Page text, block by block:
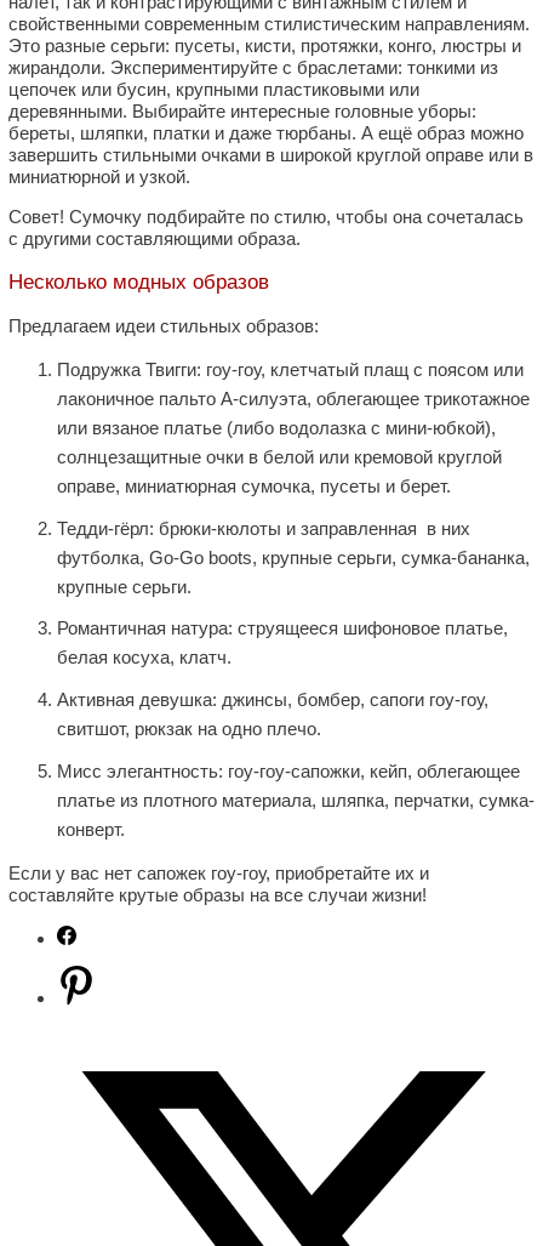
свойственными современным стилистическим направлениям.
Это разные серьги: пусеты, кисти, протяжки, конго, люстры и
жирандоли. Экспериментируйте с браслетами: тонкими из
цепочек или бусин, крупными пластиковыми или
деревянными. Выбирайте интересные головные уборы:
береты, шляпки, платки и даже тюрбаны. А ещё образ можно
завершить стильными очками в широкой круглой оправе или в
миниатюрной и узкой.
Совет! Сумочку подбирайте по стилю, чтобы она сочеталась
с другими составляющими образа.
Несколько модных образов
Предлагаем идеи стильных образов:
Подружка Твигги: гоу-гоу, клетчатый плащ с поясом или
лаконичное пальто А-силуэта, облегающее трикотажное
или вязаное платье (либо водолазка с мини-юбкой),
солнцезащитные очки в белой или кремовой круглой
оправе, миниатюрная сумочка, пусеты и берет.
Тедди-гёрл: брюки-кюлоты и заправленная в них
футболка, Go-Go boots, крупные серьги, сумка-бананка,
крупные серьги.
Романтичная натура: струящееся шифоновое платье,
белая косуха, клатч.
Активная девушка: джинсы, бомбер, сапоги гоу-гоу,
свитшот, рюкзак на одно плечо.
Мисс элегантность: гоу-гоу-сапожки, кейп, облегающее
платье из плотного материала, шляпка, перчатки, сумка-
конверт.
Если у вас нет сапожек гоу-гоу, приобретайте их и
составляйте крутые образы на все случаи жизни!